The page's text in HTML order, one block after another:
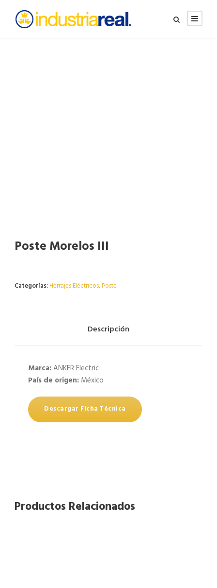
Poste Morelos III
Categorías:Herrajes Eléctricos,Poste
Descripción
Marca:ANKER Electric
País de origen: México
Descargar Ficha Técnica
Productos Relacionados